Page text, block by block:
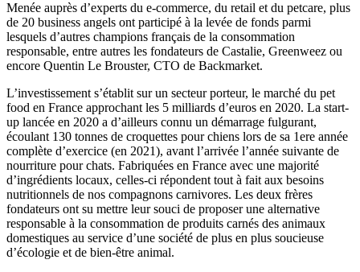
Menée auprès d’experts du e-commerce, du retail et du petcare, plus
de 20 business angels ont participé à la levée de fonds parmi
lesquels d’autres champions français de la consommation
responsable, entre autres les fondateurs de Castalie, Greenweez ou
encore Quentin Le Brouster, CTO de Backmarket.
L’investissement s’établit sur un secteur porteur, le marché du pet
food en France approchant les 5 milliards d’euros en 2020. La start-
up lancée en 2020 a d’ailleurs connu un démarrage fulgurant,
écoulant 130 tonnes de croquettes pour chiens lors de sa 1ere année
complète d’exercice (en 2021), avant l’arrivée l’année suivante de
nourriture pour chats. Fabriquées en France avec une majorité
d’ingrédients locaux, celles-ci répondent tout à fait aux besoins
nutritionnels de nos compagnons carnivores. Les deux frères
fondateurs ont su mettre leur souci de proposer une alternative
responsable à la consommation de produits carnés des animaux
domestiques au service d’une société de plus en plus soucieuse
d’écologie et de bien-être animal.